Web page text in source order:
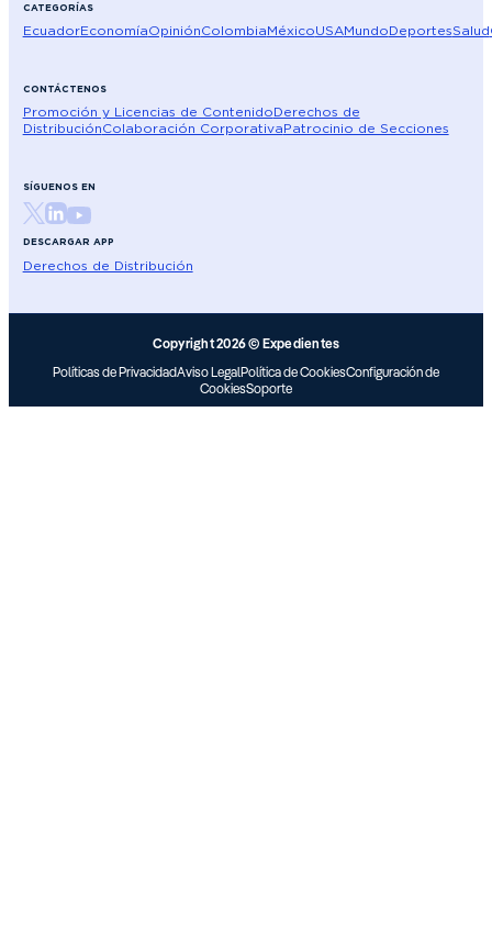
CATEGORÍAS
EcuadorEconomíaOpiniónColombiaMéxicoUSAMundoDeportesSalud
CONTÁCTENOS
Promoción y Licencias de ContenidoDerechos de
DistribuciónColaboración CorporativaPatrocinio de Secciones
SÍGUENOS EN
DESCARGAR APP
Derechos de Distribución
Copyright 2026 © Expedientes
Políticas de PrivacidadAviso LegalPolítica de CookiesConfiguración de
CookiesSoporte